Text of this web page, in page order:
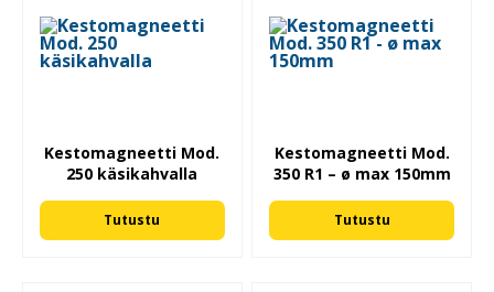
Kestomagneetti Mod.
250 käsikahvalla
Tutustu
Kestomagneetti Mod.
350 R1 – ø max 150mm
Tutustu